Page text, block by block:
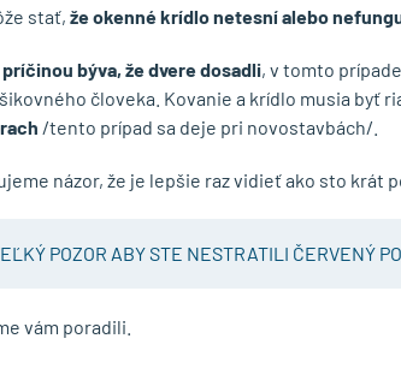
stať, že okenné krídlo netesní alebo
býva, že dvere dosadli, v tomto
človeka. Kovanie a krídlo musia byť
/tento prípad sa deje pri novostavbách/.
názor, že je lepšie raz vidieť ako sto krát
POZOR ABY STE NESTRATILI ČERVENÝ
vám poradili.